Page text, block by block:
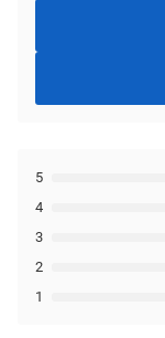
1
2
3
4
5